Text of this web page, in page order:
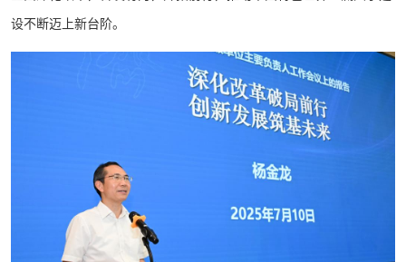
设不断迈上新台阶。